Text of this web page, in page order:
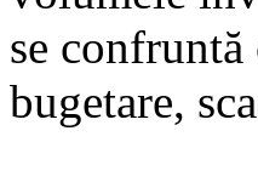
se
bugetare,